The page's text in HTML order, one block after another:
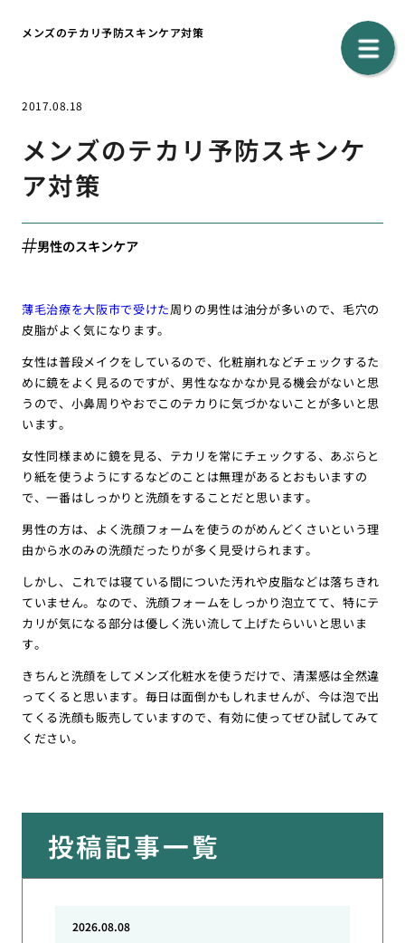
メンズのテカリ予防スキンケア対策
2017.08.18
メンズのテカリ予防スキンケ
ア対策
男性のスキンケア
薄毛治療を大阪市で受けた周りの男性は油分が多いので、毛穴の
皮脂がよく気になります。
女性は普段メイクをしているので、化粧崩れなどチェックするた
めに鏡をよく見るのですが、男性ななかなか見る機会がないと思
うので、小鼻周りやおでこのテカりに気づかないことが多いと思
います。
女性同様まめに鏡を見る、テカリを常にチェックする、あぶらと
り紙を使うようにするなどのことは無理があるとおもいますの
で、一番はしっかりと洗顔をすることだと思います。
男性の方は、よく洗顔フォームを使うのがめんどくさいという理
由から水のみの洗顔だったりが多く見受けられます。
しかし、これでは寝ている間についた汚れや皮脂などは落ちきれ
ていません。なので、洗顔フォームをしっかり泡立てて、特にテ
カリが気になる部分は優しく洗い流して上げたらいいと思いま
す。
きちんと洗顔をしてメンズ化粧水を使うだけで、清潔感は全然違
ってくると思います。毎日は面倒かもしれませんが、今は泡で出
てくる洗顔も販売していますので、有効に使ってぜひ試してみて
ください。
投稿記事一覧
2026.08.08